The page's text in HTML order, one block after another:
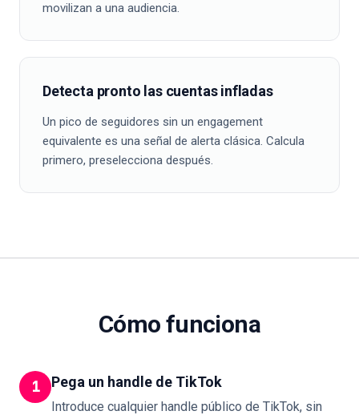
movilizan a una audiencia.
Detecta pronto las cuentas infladas
Un pico de seguidores sin un engagement
equivalente es una señal de alerta clásica. Calcula
primero, preselecciona después.
Cómo funciona
1 Pega un handle de TikTok
Introduce cualquier handle público de TikTok, sin